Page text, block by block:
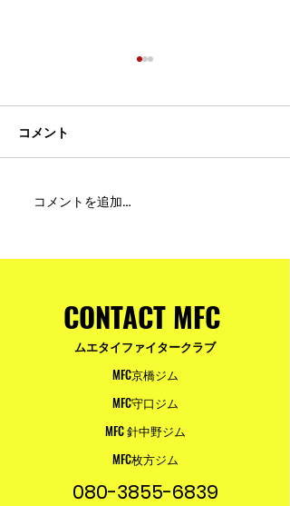
MFC DREAM FIGHT 24にご
皆様へ
コメント
コメントを追加…
CONTACT MFC
ムエタイファイタークラブ
MFC京橋ジム
MFC守口ジム
MFC 針中野ジム
MFC枚方ジム
080-3855-6839